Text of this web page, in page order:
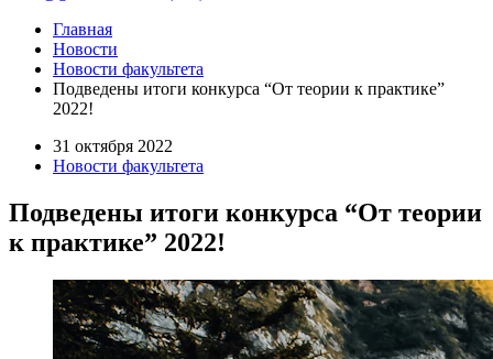
Главная
Новости
Новости факультета
Подведены итоги конкурса “От теории к практике”
2022!
31 октября 2022
Новости факультета
Подведены итоги конкурса “От теории
к практике” 2022!